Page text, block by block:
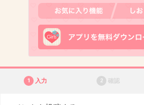
1 入力 2 確認